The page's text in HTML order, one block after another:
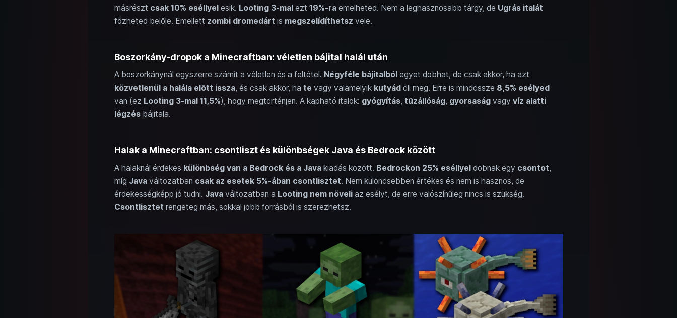
másrészt csak 10% eséllyelesik. Looting 3-malezt 19%-raemelheted. Nem a leghasznosabb tárgy, de Ugrás italát
főzheted belőle. Emellett zombi dromedárt is megszelídíthetsz vele.
Boszorkány-dropok a Minecraftban: véletlen bájital halál után
A boszorkánynál egyszerre számít a véletlen és a feltétel. Négyféle bájitalbólegyet dobhat, de csak akkor, ha azt
közvetlenül a halála előtt issza, és csak akkor, ha te vagy valamelyik kutyádöli meg. Erre is mindössze 8,5% esélyed
van (ez Looting 3-mal 11,5%), hogy megtörténjen. A kapható italok: gyógyítás, tűzállóság, gyorsaságvagy víz alatti
légzésbájitala.
Halak a Minecraftban: csontliszt és különbségek Java és Bedrock között
A halaknál érdekes különbség van a Bedrock és a Javakiadás között. Bedrockon 25% eséllyeldobnak egy csontot,
míg Javaváltozatban csak az esetek 5%-ában csontlisztet. Nem különösebben értékes és nem is hasznos, de
érdekességképp jó tudni. Javaváltozatban a Looting nem növeliaz esélyt, de erre valószínűleg nincs is szükség.
Csontlisztet rengeteg más, sokkal jobb forrásból is szerezhetsz.